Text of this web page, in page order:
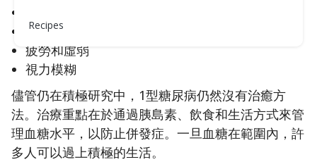
Recipes
易怒和其他情緒變化
疲勞和虛弱
視力模糊
儘管仍在積極研究中，1型糖尿病仍然沒有治癒方
法。治療重點在於通過胰島素、飲食和生活方式來管
理血糖水平，以防止併發症。一旦血糖在範圍內，許
多人可以過上積極的生活。